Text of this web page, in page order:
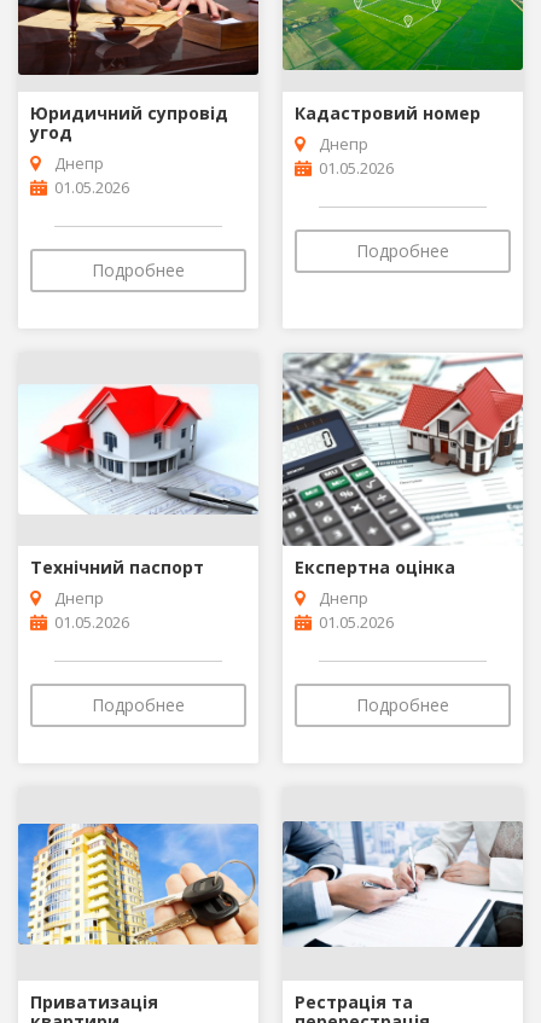
Юридичний супровід
угод
Днепр
01.05.2026
Подробнее
Кадастровий номер
Днепр
01.05.2026
Подробнее
Технічний паспорт
Днепр
01.05.2026
Подробнее
Експертна оцінка
Днепр
01.05.2026
Подробнее
Приватизація
Рестрація та